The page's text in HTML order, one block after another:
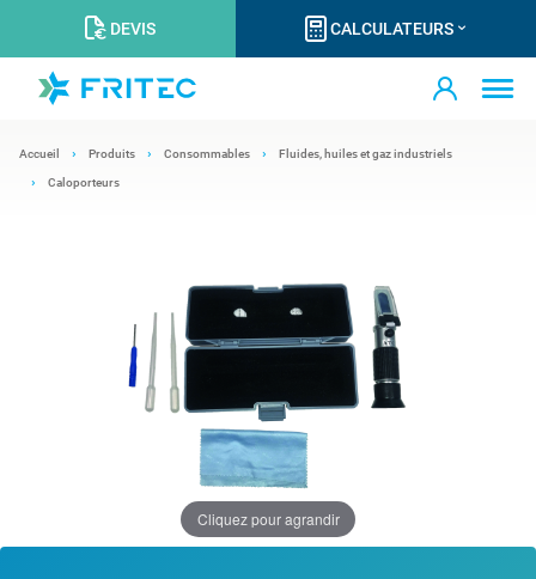
DEVIS CALCULATEURS
Accueil Produits Consommables Fluides, huiles et gaz industriels
Caloporteurs
Cliquez pour agrandir